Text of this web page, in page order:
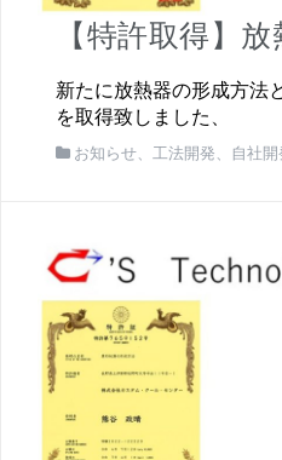
【特許取得】
新たに放熱器の形成方法
を取得致しました、
お知らせ、 工法開発、 自社開